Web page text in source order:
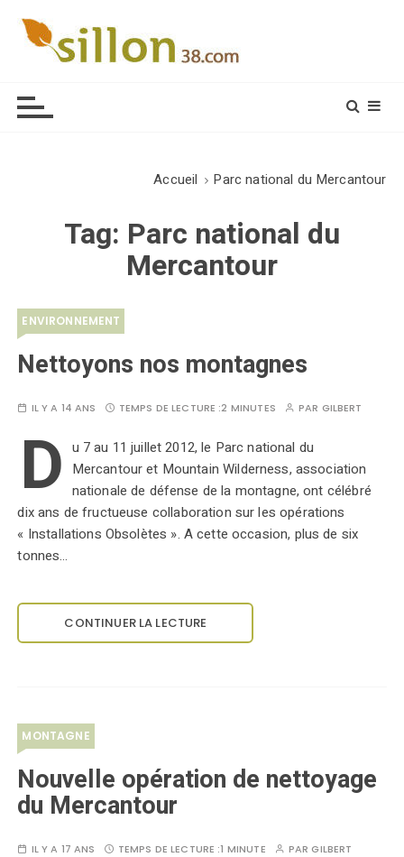
Accueil Parc national du Mercantour
Tag: Parc national du
Mercantour
ENVIRONNEMENT
Nettoyons nos montagnes
IL Y A 14 ANS TEMPS DE LECTURE :2 MINUTES PAR GILBERT
D u 7 au 11 juillet 2012, le Parc national du
Mercantour et Mountain Wilderness, association
nationale de défense de la montagne, ont célébré
dix ans de fructueuse collaboration sur les opérations
« Installations Obsolètes ». A cette occasion, plus de six
tonnes…
CONTINUER LA LECTURE
MONTAGNE
Nouvelle opération de nettoyage
du Mercantour
IL Y A 17 ANS TEMPS DE LECTURE :1 MINUTE PARGILBERT